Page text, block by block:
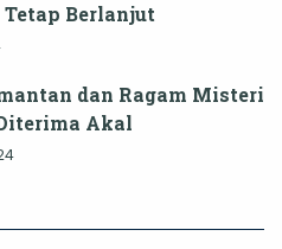
Berlanjut
dan Ragam Misteri
Akal